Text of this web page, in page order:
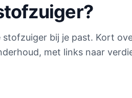
stofzuiger bij je past. Kort
met links naar